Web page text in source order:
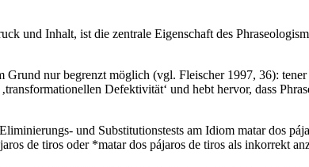
und Inhalt, ist die zentrale Eigenschaft des
Grund nur begrenzt möglich (vgl. Fleischer 1997, 36):
Defektivität‘ und hebt hervor, dass
und Substitutionstests am Idiom matar dos
de tiros oder *matar dos pájaros de tiros als inkorrekt